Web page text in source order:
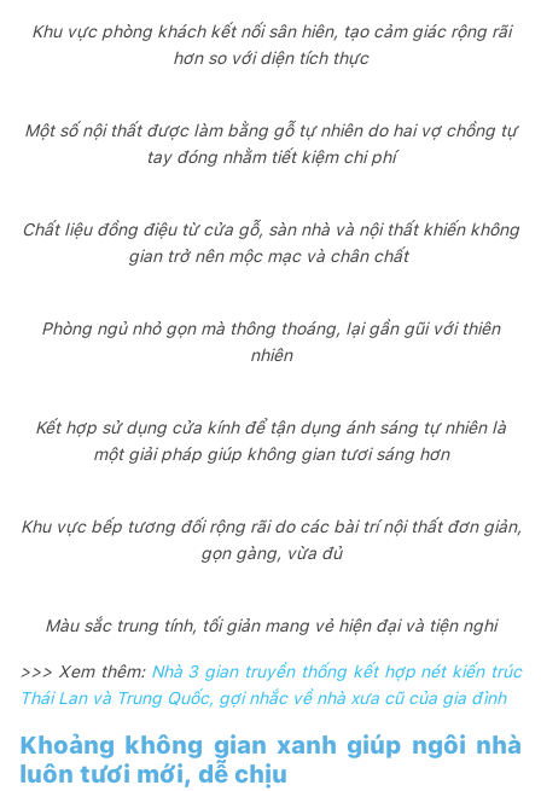
Khu vực phòng khách kết nối sân hiên, tạo cảm giác rộng rãi
hơn so với diện tích thực
Một số nội thất được làm bằng gỗ tự nhiên do hai vợ chồng tự
tay đóng nhằm tiết kiệm chi phí
Chất liệu đồng điệu từ cửa gỗ, sàn nhà và nội thất khiến không
gian trở nên mộc mạc và chân chất
Phòng ngủ nhỏ gọn mà thông thoáng, lại gần gũi với thiên
nhiên
Kết hợp sử dụng cửa kính để tận dụng ánh sáng tự nhiên là
một giải pháp giúp không gian tươi sáng hơn
Khu vực bếp tương đối rộng rãi do các bài trí nội thất đơn giản,
gọn gàng, vừa đủ
Màu sắc trung tính, tối giản mang vẻ hiện đại và tiện nghi
>>> Xem thêm: Nhà 3 gian truyền thống kết hợp nét kiến trúc
Thái Lan và Trung Quốc, gợi nhắc về nhà xưa cũ của gia đình
Khoảng không gian xanh giúp ngôi nhà
luôn tươi mới, dễ chịu